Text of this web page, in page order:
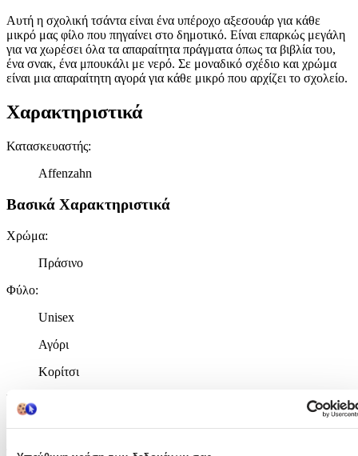
Αυτή η σχολική τσάντα είναι ένα υπέροχο αξεσουάρ για κάθε
μικρό μας φίλο που πηγαίνει στο δημοτικό. Είναι επαρκώς μεγάλη
για να χωρέσει όλα τα απαραίτητα πράγματα όπως τα βιβλία του,
ένα σνακ, ένα μπουκάλι με νερό. Σε μοναδικό σχέδιο και χρώμα
είναι μια απαραίτητη αγορά για κάθε μικρό που αρχίζει το σχολείο.
Χαρακτηριστικά
Κατασκευαστής:
Affenzahn
Βασικά Χαρακτηριστικά
Χρώμα:
Πράσινο
Φύλο:
Unisex
Αγόρι
Κορίτσι
Τύπος
Πλάτης
Τάξη: